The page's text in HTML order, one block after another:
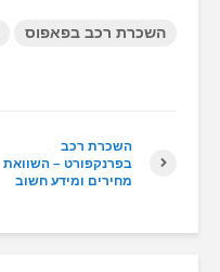
השכרת רכב בפאפוס
השכרת רכב
בפרנקפורט – השוואת
מחירים ומידע חשוב